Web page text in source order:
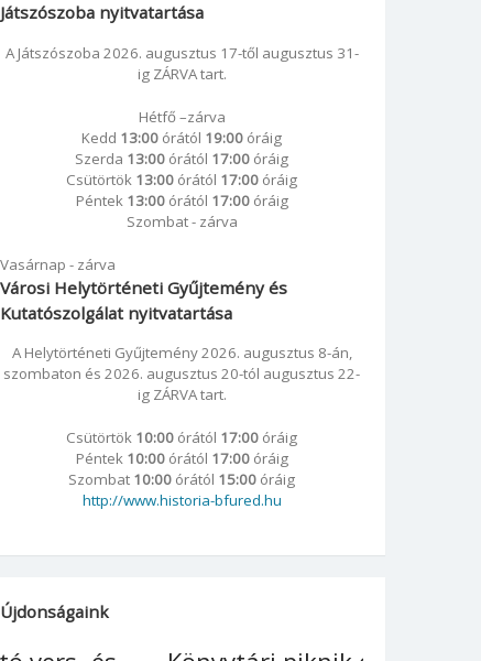
Játszószoba nyitvatartása
A Játszószoba 2026. augusztus 17-től augusztus 31-
ig ZÁRVA tart.
Hétfő –zárva
Kedd 13:00 órától 19:00 óráig
Szerda 13:00 órától 17:00 óráig
Csütörtök 13:00 órától 17:00 óráig
Péntek 13:00órától 17:00óráig
Szombat - zárva
Vasárnap - zárva
Városi Helytörténeti Gyűjtemény és
Kutatószolgálat nyitvatartása
A Helytörténeti Gyűjtemény 2026. augusztus 8-án,
szombaton és 2026. augusztus 20-tól augusztus 22-
ig ZÁRVA tart.
Csütörtök 10:00 órától 17:00 óráig
Péntek 10:00órától 17:00óráig
Szombat 10:00 órától 15:00 óráig
http://www.historia-bfured.hu
Újdonságaink